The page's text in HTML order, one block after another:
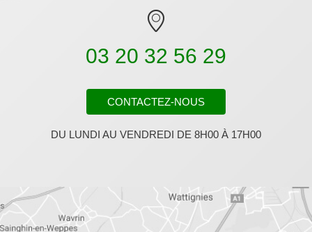
03 20 32 56 29
CONTACTEZ-NOUS
DU LUNDI AU VENDREDI DE 8H00 À 17H00